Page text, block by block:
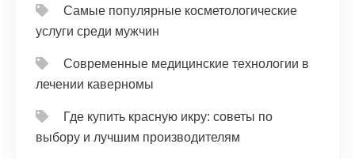
Самые популярные косметологические
услуги среди мужчин
Современные медицинские технологии в
лечении каверномы
Где купить красную икру: советы по
выбору и лучшим производителям